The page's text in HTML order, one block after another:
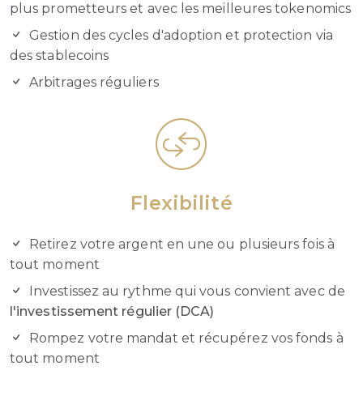
plus prometteurs et avec les meilleures tokenomics
Gestion des cycles d'adoption et protection via
des stablecoins
Arbitrages réguliers
Flexibilité
Retirez votre argent en une ou plusieurs fois à
tout moment
Investissez au rythme qui vous convient avec de
l'investissement régulier (DCA)
Rompez votre mandat et récupérez vos fonds à
tout moment